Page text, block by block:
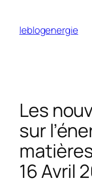
contenu
leblogenergie
Les
sur
16 Avril